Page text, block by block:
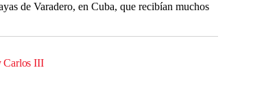
de Varadero, en Cuba, que recibían muchos
Carlos III